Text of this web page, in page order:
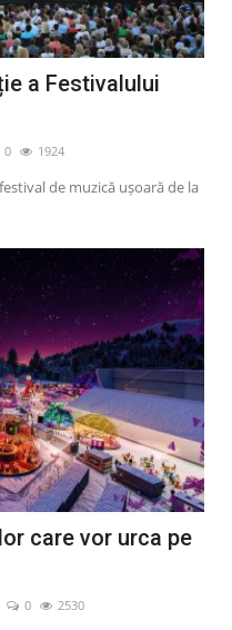
a Festivalului
0 1924
de muzică ușoară de la
care vor urca pe
0 2530